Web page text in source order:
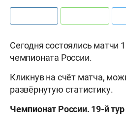
Сегодня состоялись матчи
чемпионата России.
Кликнув на счёт матча,
развёрнутую статистику.
Чемпионат России. 19-й тур